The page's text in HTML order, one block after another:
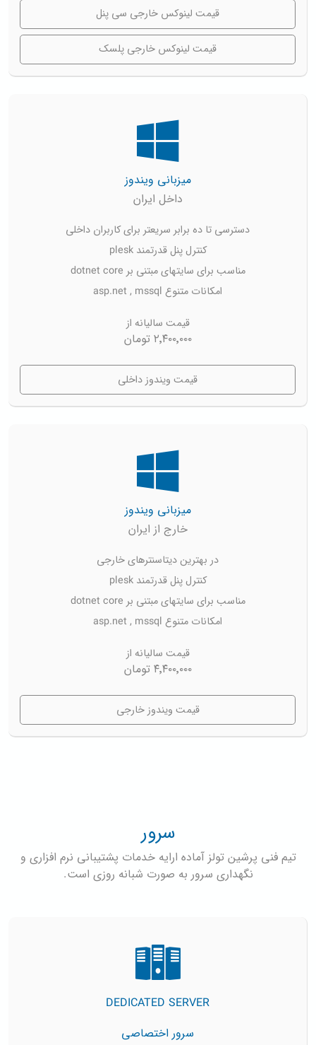
قیمت لینوکس خارجی سی پنل
قیمت لینوکس خارجی پلسک
میزبانی ویندوز
داخل ایران
دسترسی تا ده برابر سریعتر برای کاربران داخلی
کنترل پنل قدرتمند plesk
مناسب برای سایتهای مبتنی بر dotnet core
امکانات متنوع asp.net , mssql
قیمت سالیانه از
۲٬۴۰۰٬۰۰۰ تومان
قیمت ویندوز داخلی
میزبانی ویندوز
خارج از ایران
در بهترین دیتاسنترهای خارجی
کنترل پنل قدرتمند plesk
مناسب برای سایتهای مبتنی بر dotnet core
امکانات متنوع asp.net , mssql
قیمت سالیانه از
۴٬۴۰۰٬۰۰۰ تومان
قیمت ویندوز خارجی
سرور
تیم فنی پرشین تولز آماده ارایه خدمات پشتیبانی نرم افزاری و
نگهداری سرور به صورت شبانه روزی است.
DEDICATED SERVER
سرور اختصاصی